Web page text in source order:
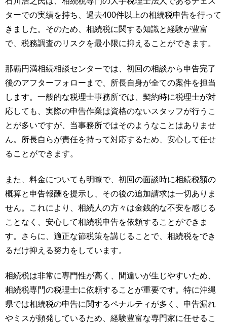
ターでの実績を持ち、過去400件以上の相続税申告を行って
きました。そのため、相続税に関する知識と経験が豊富
で、税務調査のリスクを最小限に抑えることができます。
那覇円満相続相談センターでは、初回の相談から申告完了
後のアフターフォローまで、所長自身が全ての案件を担当
します。一般的な税理士事務所では、契約時に税理士が対
応しても、実際の申告作業は資格のないスタッフが行うこ
とが多いですが、当事務所ではそのようなことはありませ
ん。所長自らが責任を持って対応するため、安心して任せ
ることができます。
また、料金についても明瞭で、初回の面談時に相続税額の
概算と申告報酬を提示し、その後の追加請求は一切ありま
せん。これにより、相続人の方々は金銭的な不安を感じる
ことなく、安心して相続税申告を依頼することができま
す。さらに、適正な節税策を講じることで、相続税をでき
るだけ抑える努力をしています。
相続税は非常に専門性が高く、間違いが生じやすいため、
相続税専門の税理士に依頼することが重要です。特に沖縄
県では相続税の申告に関するペナルティが多く、申告漏れ
やミスが頻発しているため、経験豊富な専門家に任せるこ